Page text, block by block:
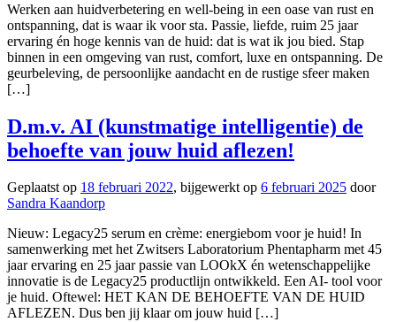
Werken aan huidverbetering en well-being in een oase van rust en
ontspanning, dat is waar ik voor sta. Passie, liefde, ruim 25 jaar
ervaring én hoge kennis van de huid: dat is wat ik jou bied. Stap
binnen in een omgeving van rust, comfort, luxe en ontspanning. De
geurbeleving, de persoonlijke aandacht en de rustige sfeer maken
[…]
D.m.v. AI (kunstmatige intelligentie) de
behoefte van jouw huid aflezen!
Geplaatst op 18 februari 2022, bijgewerkt op 6 februari 2025 door
Sandra Kaandorp
Nieuw: Legacy25 serum en crème: energiebom voor je huid! In
samenwerking met het Zwitsers Laboratorium Phentapharm met 45
jaar ervaring en 25 jaar passie van LOOkX én wetenschappelijke
innovatie is de Legacy25 productlijn ontwikkeld. Een AI- tool voor
je huid. Oftewel: HET KAN DE BEHOEFTE VAN DE HUID
AFLEZEN. Dus ben jij klaar om jouw huid […]